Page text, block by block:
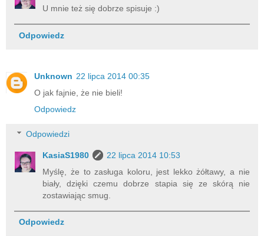
U mnie też się dobrze spisuje :)
Odpowiedz
Unknown 22 lipca 2014 00:35
O jak fajnie, że nie bieli!
Odpowiedz
Odpowiedzi
KasiaS1980
22 lipca 2014 10:53
Myślę, że to zasługa koloru, jest lekko żółtawy, a nie
biały, dzięki czemu dobrze stapia się ze skórą nie
zostawiając smug.
Odpowiedz